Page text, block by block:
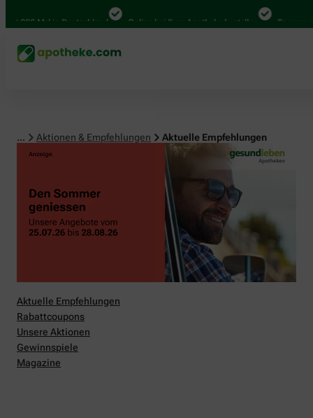
Mal in Deutschland Online bei Ihrer Apotheke bestellen Bequem
... Aktionen & Empfehlungen Aktuelle Empfehlungen
Aktuelle Empfehlungen
Rabattcoupons
Unsere Aktionen
Gewinnspiele
Magazine